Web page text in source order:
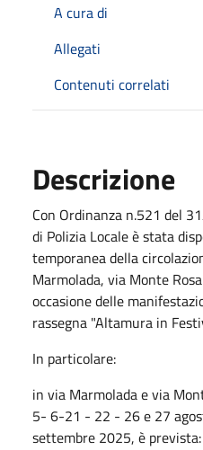
A cura di
Allegati
Contenuti correlati
Descrizione
Con Ordinanza n.521 del
di Polizia Locale è stata
temporanea della
Marmolada, via Monte
occasione delle
rassegna "Altamura in
In particolare:
in via Marmolada e via
5- 6-21 - 22 - 26 e 27
settembre 2025, è prevista: